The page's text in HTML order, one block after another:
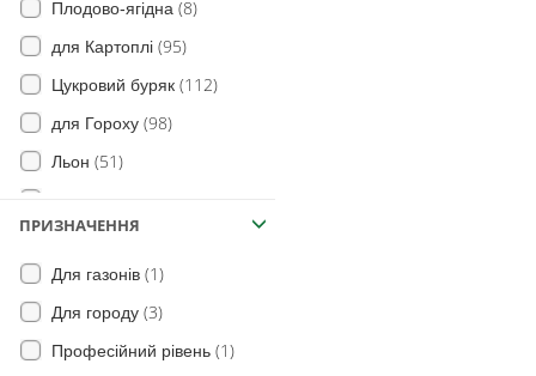
Ячмінь мишачий(13)
Падалиця культурних злаків
(41)
Стоколос безостий
Плодово-ягідна (8)
для Картоплі (95)
Цукровий буряк (112)
для Гороху (98)
Льон (51)
(7)
для Сої(205)
для Цибулі (43)
Морква(46)
ПРИЗНАЧЕННЯ
Для газонів (1)
Для городу (3)
Професійний рівень (1)